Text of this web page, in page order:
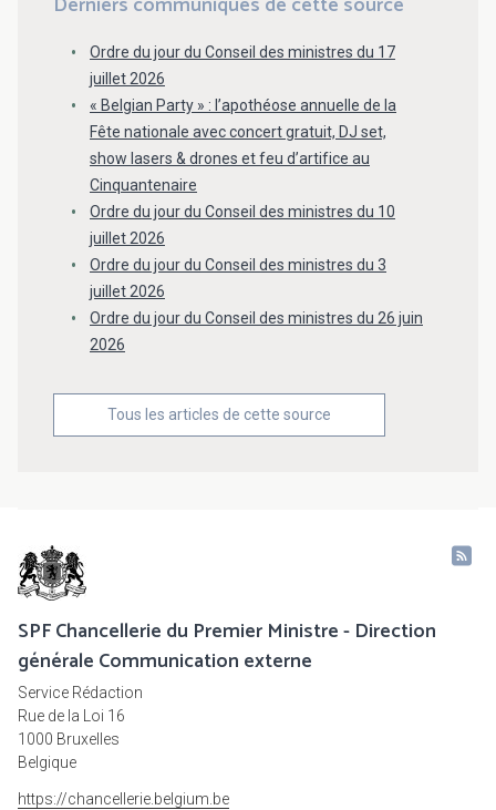
Ordre du jour du Conseil des ministres du 17
juillet 2026
« Belgian Party » : l’apothéose annuelle de la
Fête nationale avec concert gratuit, DJ set,
show lasers & drones et feu d’artifice au
Cinquantenaire
Ordre du jour du Conseil des ministres du 10
juillet 2026
Ordre du jour du Conseil des ministres du 3
juillet 2026
Ordre du jour du Conseil des ministres du 26 juin
2026
Tous les articles de cette source
SPF Chancellerie du Premier Ministre - Direction
générale Communication externe
Service Rédaction
Rue de la Loi 16
1000 Bruxelles
Belgique
https://chancellerie.belgium.be